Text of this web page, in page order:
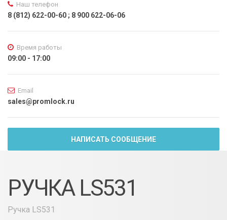
Наш телефон
8 (812) 622-00-60 ; 8 900 622-06-06
Время работы
09:00 - 17:00
Email
sales@promlock.ru
НАПИСАТЬ СООБЩЕНИЕ
РУЧКА LS531
Ручка LS531